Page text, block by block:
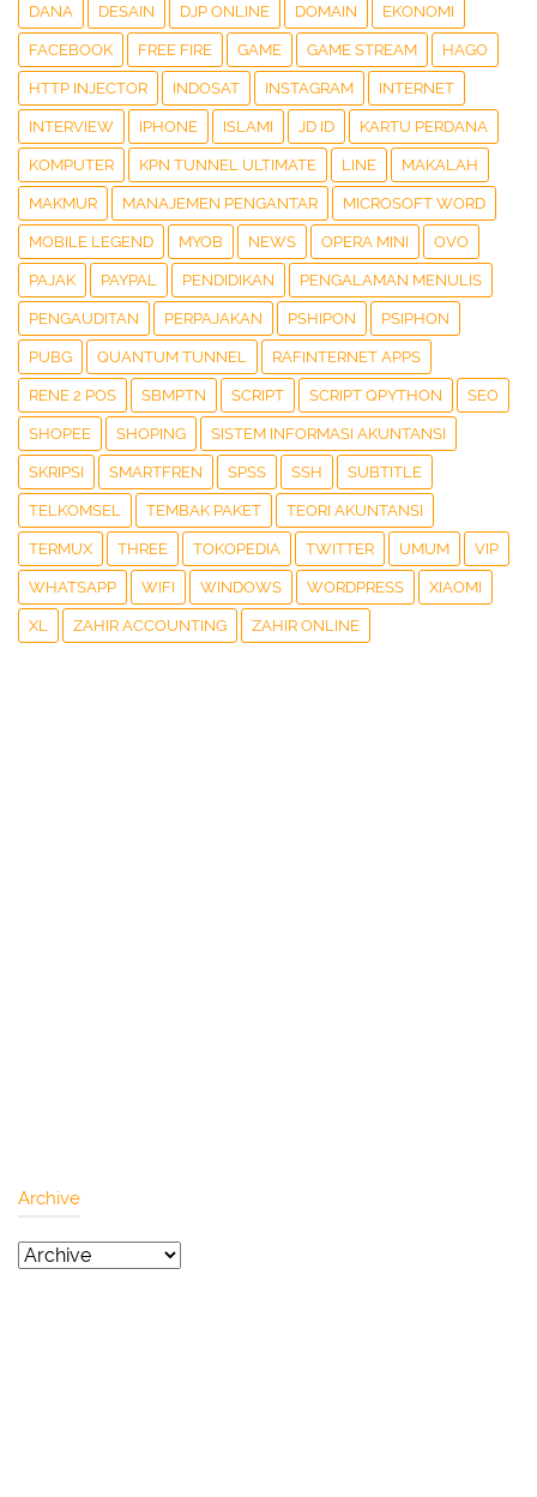
DANA DESAIN DJP ONLINE DOMAIN EKONOMI
FACEBOOK FREE FIRE GAME GAME STREAM HAGO
HTTP INJECTOR INDOSAT INSTAGRAM INTERNET
INTERVIEW IPHONE ISLAMI JD ID KARTU PERDANA
KOMPUTER KPN TUNNEL ULTIMATE LINE MAKALAH
MAKMUR MANAJEMEN PENGANTAR MICROSOFT WORD
MOBILE LEGEND MYOB NEWS OPERA MINI OVO
PAJAK PAYPAL PENDIDIKAN PENGALAMAN MENULIS
PENGAUDITAN PERPAJAKAN PSHIPON PSIPHON
PUBG QUANTUM TUNNEL RAFINTERNET APPS
RENE 2 POS SBMPTN SCRIPT SCRIPT QPYTHON SEO
SHOPEE SHOPING SISTEM INFORMASI AKUNTANSI
SKRIPSI SMARTFREN SPSS SSH SUBTITLE
TELKOMSEL TEMBAK PAKET TEORI AKUNTANSI
TERMUX THREE TOKOPEDIA TWITTER UMUM VIP
WHATSAPP WIFI WINDOWS WORDPRESS XIAOMI
XL ZAHIR ACCOUNTING ZAHIR ONLINE
Archive